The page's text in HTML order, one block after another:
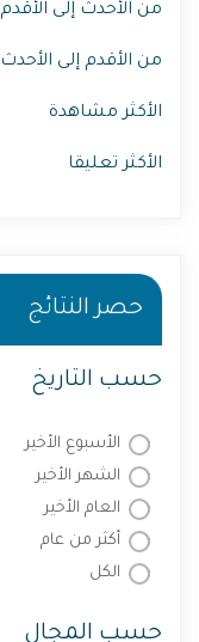
من الأحدث إلى الأقدم
من الأقدم إلى الأحدث
الأكثر مشاهدة
الأكثر تعليقا
حصر النتائج
حسب التاريخ
الأسبوع الأخير
الشهر الأخير
العام الأخير
أكثر من عام
الكل
حسب المجال